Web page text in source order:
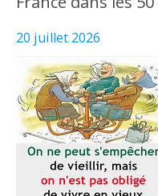
20 juillet 2026